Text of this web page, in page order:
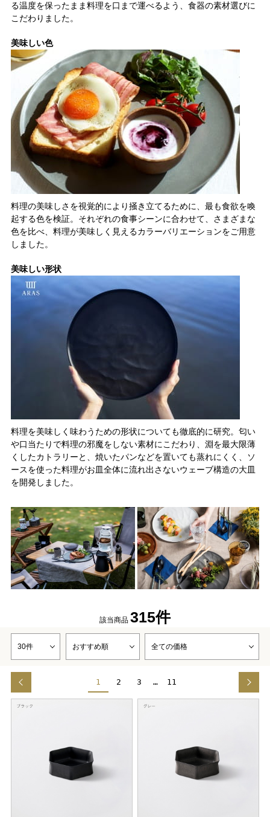
る温度を保ったまま料理を口まで運べるよう、食器の素材選びに
こだわりました。
美味しい色
料理の美味しさを視覚的により掻き立てるために、最も食欲を喚
起する色を検証。それぞれの食事シーンに合わせて、さまざまな
色を比べ、料理が美味しく見えるカラーバリエーションをご用意
しました。
美味しい形状
料理を美味しく味わうための形状についても徹底的に研究。匂い
や口当たりで料理の邪魔をしない素材にこだわり、淵を最大限薄
くしたカトラリーと、焼いたパンなどを置いても蒸れにくく、ソ
ースを使った料理がお皿全体に流れ出さないウェーブ構造の大皿
を開発しました。
該当商品 315件
1 2 3 … 11